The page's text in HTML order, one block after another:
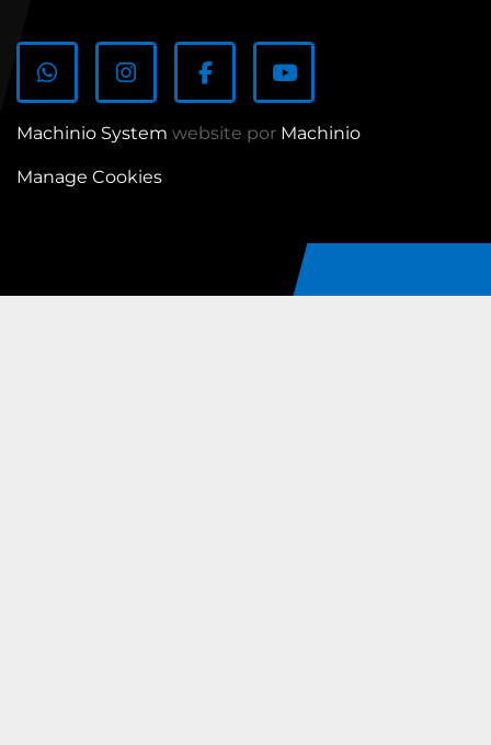
whatsappinstagramfacebookyoutube
Machinio System website por Machinio
Manage Cookies